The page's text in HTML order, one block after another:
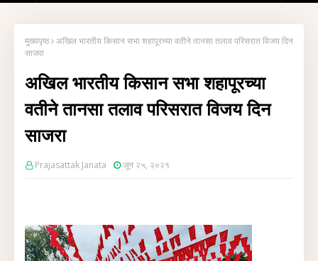
मुख्यपृष्ठ अखिल भारतीय किसान सभा शहापूरच्या वतीने तानसा तलाव परिसरात विजय दिन
साजरा
अखिल भारतीय किसान सभा शहापूरच्या
वतीने तानसा तलाव परिसरात विजय दिन
साजरा
Prajasattak Janata जून २५, २०२१